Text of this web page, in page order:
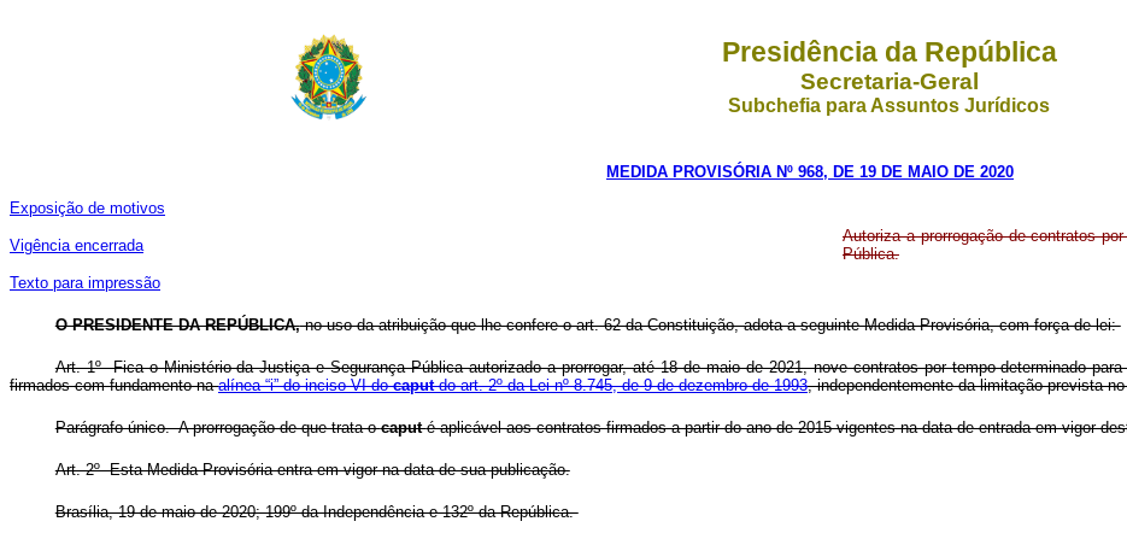
Presidência da República
Secretaria-Geral
Subchefia para Assuntos Jurídicos
MEDIDA PROVISÓRIA Nº 968, DE 19 DE MAIO DE 2020
Exposição de motivos
Vigência encerrada
Texto para impressão
Autoriza a prorrogação de contratos
Pública.
O PRESIDENTE DA REPÚBLICA,no uso da atribuição que lhe confere o art. 62 da Constituição, adota a seguinte Medida Provisória, com força de lei:
Art. 1º Fica o Ministério da Justiça e Segurança Pública autorizado a prorrogar, até 18 de maio de 2021, nove contratos por tempo determinado
firmados com fundamento naalínea “i” do inciso VI docaputdo art. 2º da Lei nº 8.745, de 9 de dezembro de 1993, independentemente da limitação prevista
Parágrafo único. A prorrogação de que trata ocaputé aplicável aos contratos firmados a partir do ano de 2015 vigentes na data de entrada em vigor
Art. 2º Esta Medida Provisória entra em vigor na data de sua publicação.
Brasília, 19 de maio de 2020; 199º da Independência e 132º da República.